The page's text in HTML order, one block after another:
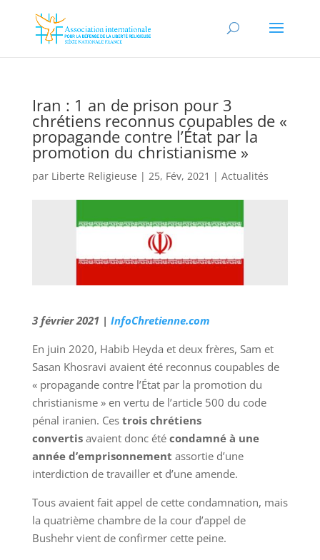
Iran : 1 an de prison pour 3
chrétiens reconnus coupables de «
propagande contre l’État par la
promotion du christianisme »
par Liberte Religieuse | 25, Fév, 2021 | Actualités
3 février 2021 | InfoChretienne.com
En juin 2020, Habib Heyda et deux frères, Sam et
Sasan Khosravi avaient été reconnus coupables de
« propagande contre l’État par la promotion du
christianisme » en vertu de l’article 500 du code
pénal iranien. Cestrois chrétiens
convertisavaient donc été condamné à une
année d’emprisonnement assortie d’une
interdiction de travailler et d’une amende.
Tous avaient fait appel de cette condamnation, mais
la quatrième chambre de la cour d’appel de
Bushehr vient de confirmer cette peine.